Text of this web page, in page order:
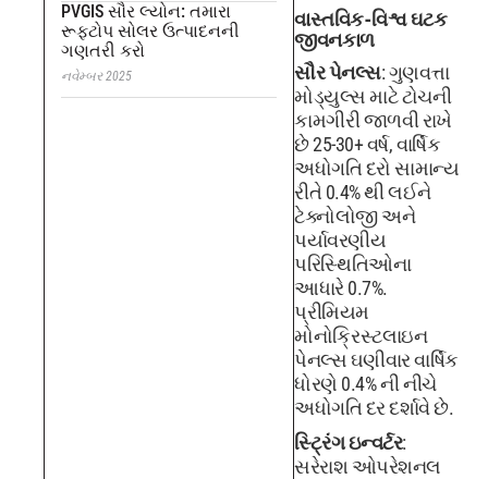
PVGIS સૌર લ્યોન: તમારા
રૂફટોપ સોલર ઉત્પાદનની
ગણતરી કરો
નવેમ્બર 2025
વાસ્તવિક-વિશ્વ ઘટક
જીવનકાળ
સૌર પેનલ્સ: ગુણવત્તા
મોડ્યુલ્સ માટે ટોચની
કામગીરી જાળવી રાખે
છે 25-30+ વર્ષ, વાર્ષિક
અધોગતિ દરો સામાન્ય
રીતે 0.4% થી લઈને
ટેક્નોલોજી અને
પર્યાવરણીય
પરિસ્થિતિઓના
આધારે 0.7%.
પ્રીમિયમ
મોનોક્રિસ્ટલાઇન
પેનલ્સ ઘણીવાર વાર્ષિક
ધોરણે 0.4% ની નીચે
અધોગતિ દર દર્શાવે છે.
સ્ટ્રિંગ ઇન્વર્ટર:
સરેરાશ ઓપરેશનલ